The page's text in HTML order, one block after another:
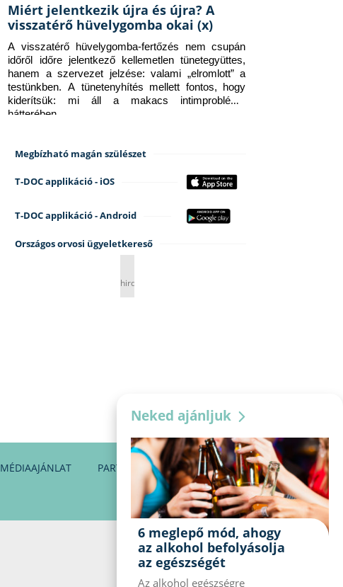
Miért jelentkezik újra és újra? A
visszatérő hüvelygomba okai (x)
A visszatérő hüvelygomba-fertőzés nem csupán
időről időre jelentkező kellemetlen tünetegyüttes,
hanem a szervezet jelzése: valami „elromlott” a
testünkben. A tünetenyhítés mellett fontos, hogy
kiderítsük: mi áll a makacs intimprobléma
hátterében.
Megbízható magán szülészet
T-DOC applikáció - iOS
T-DOC applikáció - Android
Országos orvosi ügyeletkereső
hirdetés
MÉDIAAJÁNLAT PARTNEREINK KAPCSOLAT
Neked ajánljuk
6 meglepő mód, ahogy
az alkohol befolyásolja
az egészségét
Az alkohol egészségre